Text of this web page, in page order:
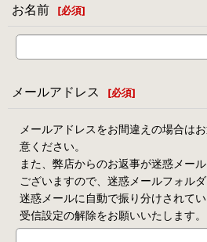
お名前 [必須]
メールアドレス [必須]
メールアドレスをお間違えの場合は
意ください。
また、弊店からのお返事が迷惑メー
ございますので、迷惑メールフォルダ
迷惑メールに自動で振り分けされて
受信設定の解除をお願いいたします。